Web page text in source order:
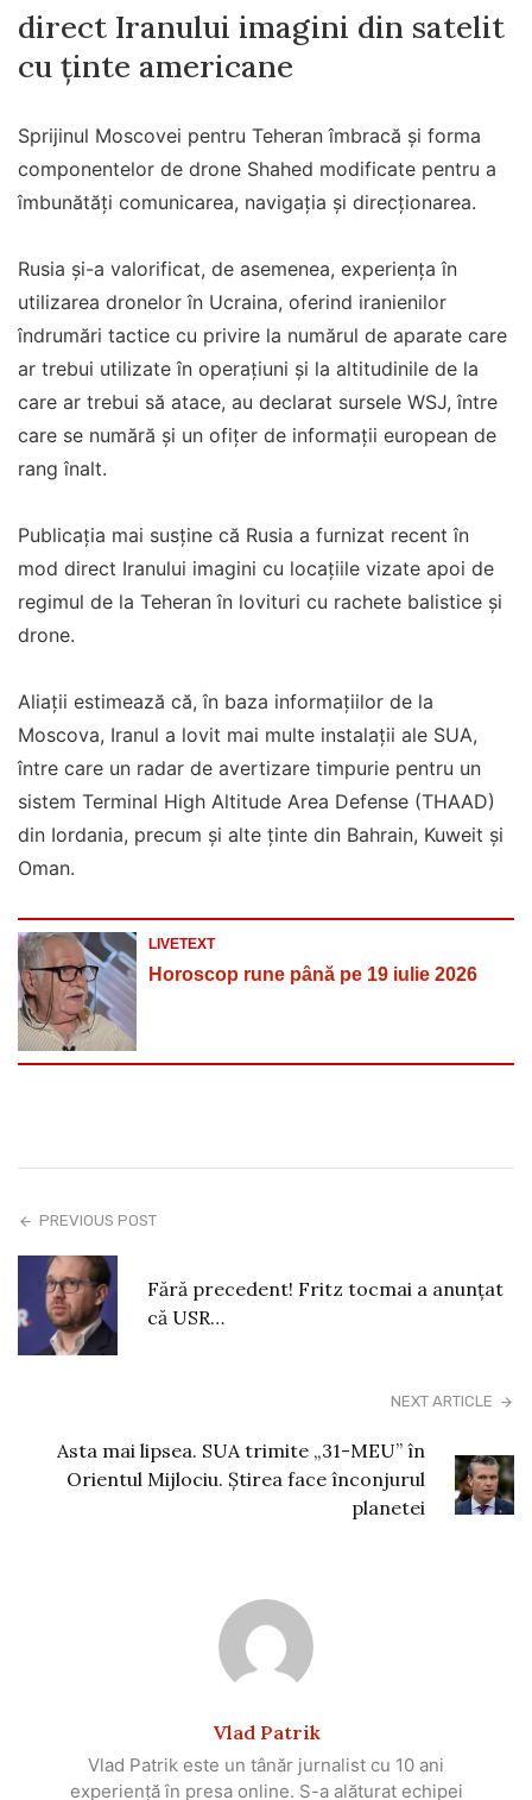
direct Iranului imagini din satelit
cu ținte americane
Sprijinul Moscovei pentru Teheran îmbracă și forma
componentelor de drone Shahed modificate pentru a
îmbunătăți comunicarea, navigația și direcționarea.
Rusia și-a valorificat, de asemenea, experiența în
utilizarea dronelor în Ucraina, oferind iranienilor
îndrumări tactice cu privire la numărul de aparate care
ar trebui utilizate în operațiuni și la altitudinile de la
care ar trebui să atace, au declarat sursele WSJ, între
care se numără și un ofițer de informații european de
rang înalt.
Publicația mai susține că Rusia a furnizat recent în
mod direct Iranului imagini cu locațiile vizate apoi de
regimul de la Teheran în lovituri cu rachete balistice și
drone.
Aliații estimează că, în baza informațiilor de la
Moscova, Iranul a lovit mai multe instalații ale SUA,
între care un radar de avertizare timpurie pentru un
sistem Terminal High Altitude Area Defense (THAAD)
din Iordania, precum și alte ținte din Bahrain, Kuweit și
Oman.
LIVETEXT
Horoscop rune până pe 19 iulie 2026
PREVIOUS POST
Fără precedent! Fritz tocmai a anunțat
că USR…
NEXT ARTICLE
Asta mai lipsea. SUA trimite „31-MEU” în
Orientul Mijlociu. Știrea face înconjurul
planetei
Vlad Patrik
Vlad Patrik este un tânăr jurnalist cu 10 ani
experiență în presa online. S-a alăturat echipei